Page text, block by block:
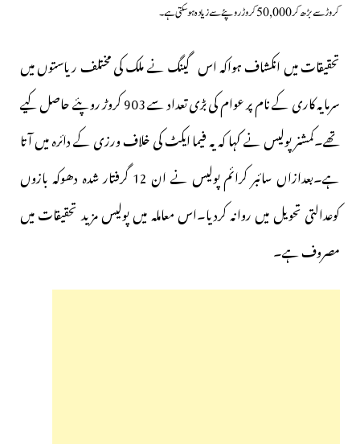
کروڑ سے بڑھ کر 50,000 کروڑ روپئے سے زیادہ ہوسکتی ہے۔
تحقیقات میں انکشاف ہواکہ اس گینگ نے ملک کی مختلف ریاستوں میں
سرمایہ کاری کے نام پر عوام کی بڑی تعداد سے 903 کروڑ روپئے حاصل کیے
تھے۔کمشنر پولیس نے کہا کہ یہ فیما ایکٹ کی خلاف ورزی کے دائرہ میں آتا
ہے۔
بعدازاں سائبر کرائم پولیس نے ان 12 گرفتار شدہ دھوکہ بازوں
کوعدالتی تحویل میں روانہ کردیا۔اس معاملہ میں پولیس مزید تحقیقات میں
مصروف ہے۔